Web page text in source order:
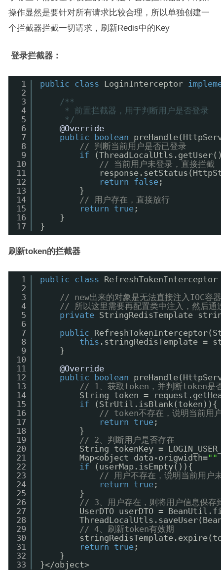
操作显然是要针对所有请求比较合理，所以单独创建一
个拦截器拦截一切请求，刷新Redis中的Key
登录拦截器：
1
2
3
4
5
6
7
8
9
10
11
12
13
14
15
16
17
public class LoginInterceptor
/**
* 前置拦截器，用于判断用户是否登录
*/
@Override
public
boolean
// 判断当前用户是否已登录
if
// 当前用户未登录，直接拦截
return
false ;
}
// 用户存在，直接放行
return
true ;
}
}
刷新token的拦截器
1
2
3
4
5
6
7
8
9
10
11
12
13
14
15
16
17
18
19
20
21
22
23
24
25
26
27
28
29
30
31
32
33
public class
// new出来的对象是无法直接注入IOC
// 所以这里需要再配置类中注入，然后通
private StringRedisTemplate
public
this .stringRedisTemplate =
}
@Override
public
boolean
// 1、获取token，并判断token是
String token =
if
(StrUtil.isBlank(token)){
// token不存在，说明当前用
return
true ;
}
// 2、判断用户是否存在
String tokenKey =
Map<object data-origwidth=""
if
(userMap.isEmpty()){
// 用户不存在，说明当前用户
return
true ;
}
// 3、用户存在，则将用户信息保存
UserDTO userDTO =
// 4、刷新token有效期
return
true ;
}
}</object>